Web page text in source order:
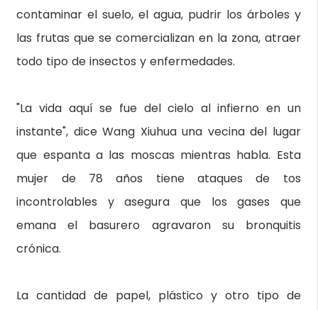
contaminar el suelo, el agua, pudrir los árboles y
las frutas que se comercializan en la zona, atraer
todo tipo de insectos y enfermedades.
"La vida aquí se fue del cielo al infierno en un
instante", dice Wang Xiuhua una vecina del lugar
que espanta a las moscas mientras habla. Esta
mujer de 78 años tiene ataques de tos
incontrolables y asegura que los gases que
emana el basurero agravaron su bronquitis
crónica.
La cantidad de papel, plástico y otro tipo de